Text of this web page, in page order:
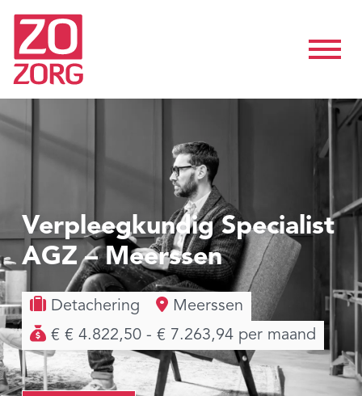
Verpleegkundig Specialist
AGZ – Meerssen
Detachering
Meerssen
€ € 4.822,50 - € 7.263,94 per maand